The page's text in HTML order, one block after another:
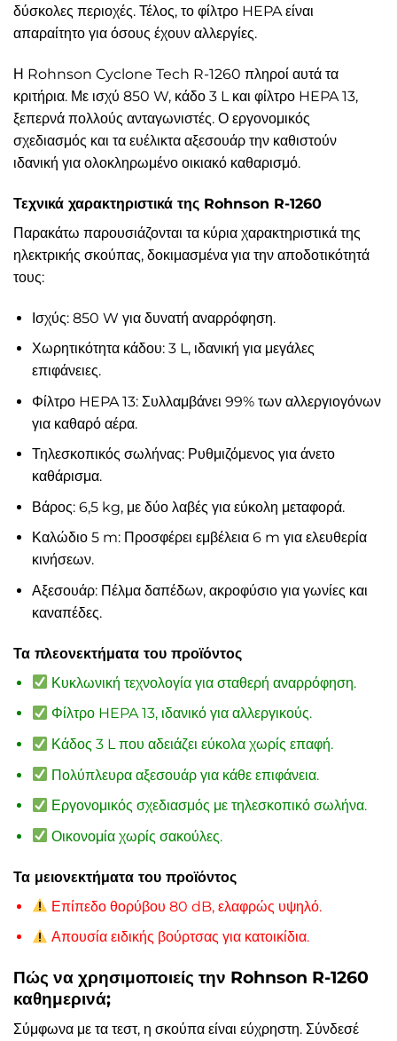
δύσκολες περιοχές. Τέλος, το φίλτρο HEPA είναι
απαραίτητο για όσους έχουν αλλεργίες.
Η Rohnson Cyclone Tech R-1260 πληροί αυτά τα
κριτήρια. Με ισχύ 850 W, κάδο 3 L και φίλτρο HEPA 13,
ξεπερνά πολλούς ανταγωνιστές. Ο εργονομικός
σχεδιασμός και τα ευέλικτα αξεσουάρ την καθιστούν
ιδανική για ολοκληρωμένο οικιακό καθαρισμό.
Τεχνικά χαρακτηριστικά της Rohnson R-1260
Παρακάτω παρουσιάζονται τα κύρια χαρακτηριστικά της
ηλεκτρικής σκούπας, δοκιμασμένα για την αποδοτικότητά
τους:
Ισχύς: 850 W για δυνατή αναρρόφηση.
Χωρητικότητα κάδου: 3 L, ιδανική για μεγάλες
επιφάνειες.
Φίλτρο HEPA 13: Συλλαμβάνει 99% των αλλεργιογόνων
για καθαρό αέρα.
Τηλεσκοπικός σωλήνας: Ρυθμιζόμενος για άνετο
καθάρισμα.
Βάρος: 6,5 kg, με δύο λαβές για εύκολη μεταφορά.
Καλώδιο 5 m: Προσφέρει εμβέλεια 6 m για ελευθερία
κινήσεων.
Αξεσουάρ: Πέλμα δαπέδων, ακροφύσιο για γωνίες και
καναπέδες.
Τα πλεονεκτήματα του προϊόντος
Κυκλωνική τεχνολογία για σταθερή αναρρόφηση.
Φίλτρο HEPA 13, ιδανικό για αλλεργικούς.
Κάδος 3 L που αδειάζει εύκολα χωρίς επαφή.
Πολύπλευρα αξεσουάρ για κάθε επιφάνεια.
Εργονομικός σχεδιασμός με τηλεσκοπικό σωλήνα.
Οικονομία χωρίς σακούλες.
Τα μειονεκτήματα του προϊόντος
Επίπεδο θορύβου 80 dB, ελαφρώς υψηλό.
Απουσία ειδικής βούρτσας για κατοικίδια.
Πώς να χρησιμοποιείς την Rohnson R-1260
καθημερινά;
Σύμφωνα με τα τεστ, η σκούπα είναι εύχρηστη. Σύνδεσέ